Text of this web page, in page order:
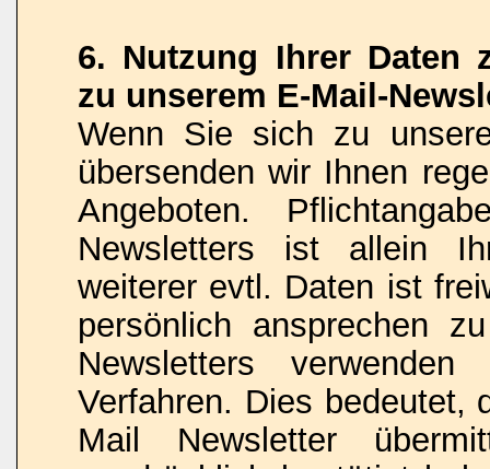
6. Nutzung Ihrer Daten
zu unserem E-Mail-
Wenn Sie sich zu
übersenden wir Ihnen
Angeboten.
Newsletters ist allein
weiterer evtl. Daten ist
persönlich ansprechen
Newsletters
Verfahren. Dies bedeutet,
Mail Newsletter